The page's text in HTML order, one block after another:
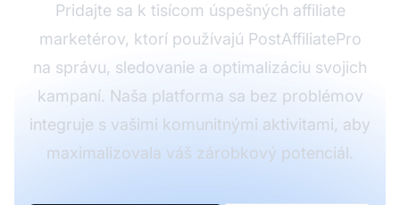
Pridajte sa k tisícom úspešných affiliate
marketérov, ktorí používajú PostAffiliatePro
na správu, sledovanie a optimalizáciu svojich
kampaní. Naša platforma sa bez problémov
integruje s vašimi komunitnými aktivitami, aby
maximalizovala váš zárobkový potenciál.